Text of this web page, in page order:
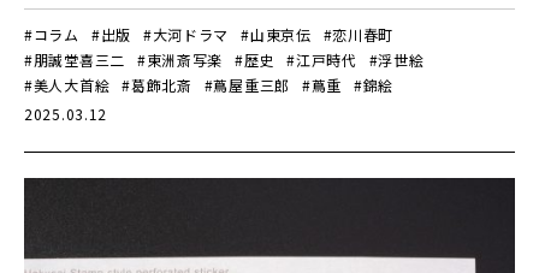
#コラム #出版 #大河ドラマ #山東京伝
#恋川春町
#朋誠堂喜三二
#東洲斎写楽 #歴史 #江戸時代
#浮世絵
#美人大首絵
#葛飾北斎 #蔦屋重三郎 #蔦重
#錦絵
2025.03.12